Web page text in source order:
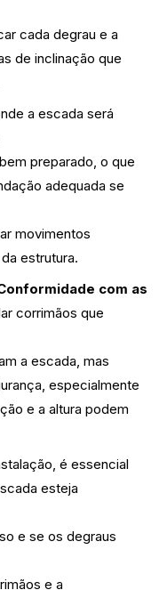
cada degrau e a
de inclinação que
a escada será
preparado, o que
adequada se
movimentos
estrutura.
com as
corrimãos que
a escada, mas
especialmente
e a altura podem
é essencial
esteja
e se os degraus
e a